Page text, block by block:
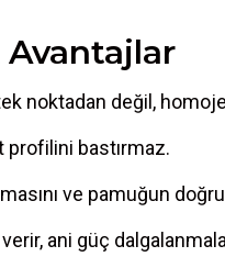
Avantajlar
noktadan değil,
profilini bastırmaz.
ve pamuğun
ani güç